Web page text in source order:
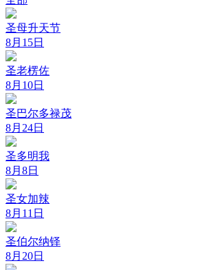
圣母升天节
8月15日
圣老楞佐
8月10日
圣巴尔多禄茂
8月24日
圣多明我
8月8日
圣女加辣
8月11日
圣伯尔纳铎
8月20日